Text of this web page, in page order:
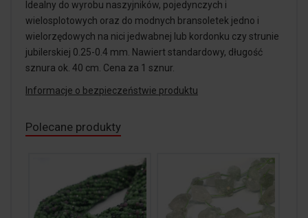
Idealny do wyrobu naszyjników, pojedynczych i
wielosplotowych oraz do modnych bransoletek jedno i
wielorzędowych na nici jedwabnej lub kordonku czy strunie
jubilerskiej 0.25-0.4 mm. Nawiert standardowy, długość
sznura ok. 40 cm. Cena za 1 sznur.
Informacje o bezpieczeństwie produktu
Polecane produkty